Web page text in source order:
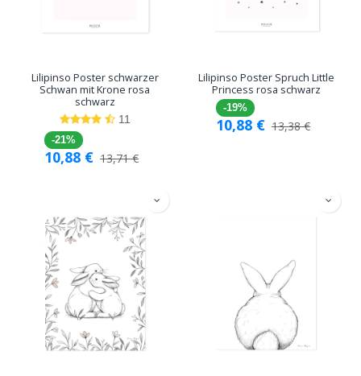
Lilipinso Poster schwarzer
Schwan mit Krone rosa
schwarz
11
-21%
10,88 € 13,71€
Lilipinso Poster Spruch Little
Princess rosa schwarz
-19%
10,88 € 13,38€